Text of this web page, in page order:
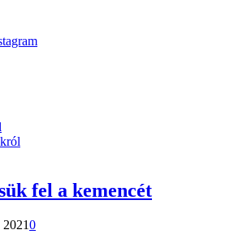
fel a kemencét
0